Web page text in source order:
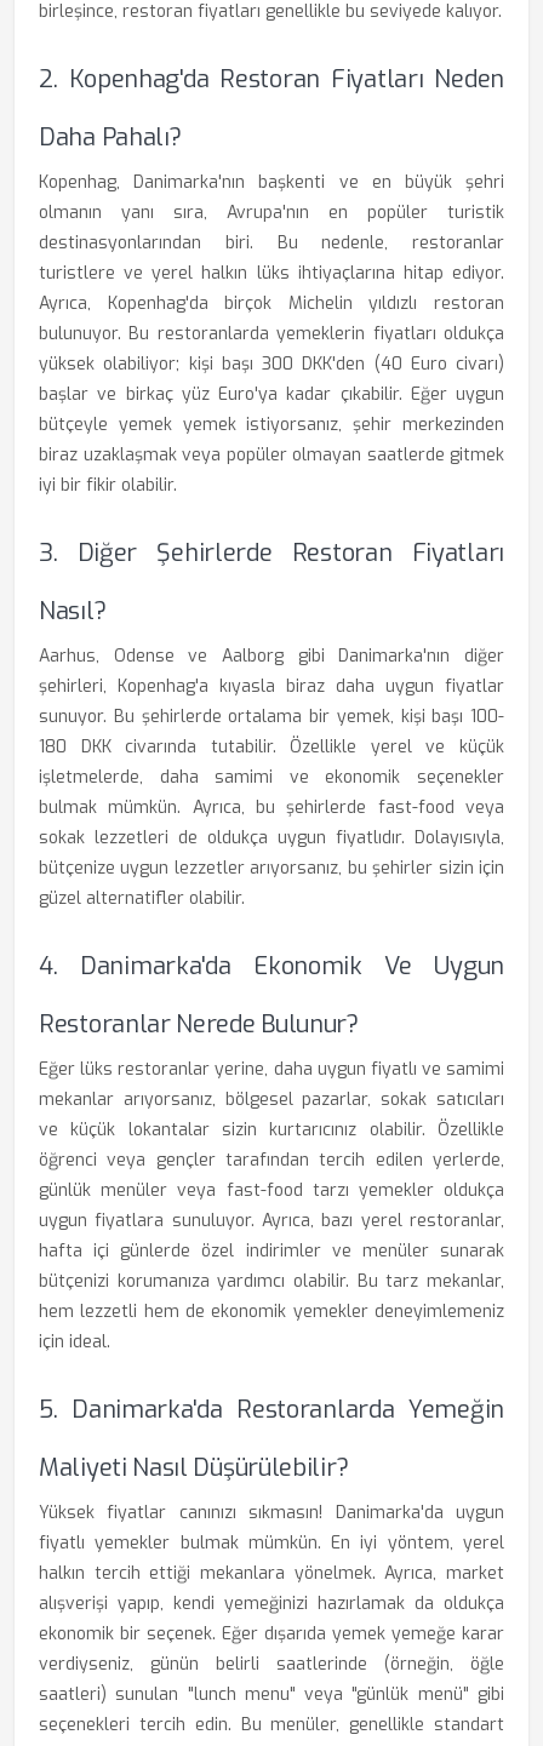
birleşince, restoran fiyatları genellikle bu seviyede kalıyor.
2. Kopenhag'da Restoran Fiyatları Neden
Daha Pahalı?
Kopenhag, Danimarka'nın başkenti ve en büyük şehri
olmanın yanı sıra, Avrupa'nın en popüler turistik
destinasyonlarından biri. Bu nedenle, restoranlar
turistlere ve yerel halkın lüks ihtiyaçlarına hitap ediyor.
Ayrıca, Kopenhag'da birçok Michelin yıldızlı restoran
bulunuyor. Bu restoranlarda yemeklerin fiyatları oldukça
yüksek olabiliyor; kişi başı 300 DKK'den (40 Euro civarı)
başlar ve birkaç yüz Euro'ya kadar çıkabilir. Eğer uygun
bütçeyle yemek yemek istiyorsanız, şehir merkezinden
biraz uzaklaşmak veya popüler olmayan saatlerde gitmek
iyi bir fikir olabilir.
3. Diğer Şehirlerde Restoran Fiyatları
Nasıl?
Aarhus, Odense ve Aalborg gibi Danimarka'nın diğer
şehirleri, Kopenhag'a kıyasla biraz daha uygun fiyatlar
sunuyor. Bu şehirlerde ortalama bir yemek, kişi başı 100-
180 DKK civarında tutabilir. Özellikle yerel ve küçük
işletmelerde, daha samimi ve ekonomik seçenekler
bulmak mümkün. Ayrıca, bu şehirlerde fast-food veya
sokak lezzetleri de oldukça uygun fiyatlıdır. Dolayısıyla,
bütçenize uygun lezzetler arıyorsanız, bu şehirler sizin için
güzel alternatifler olabilir.
4. Danimarka'da Ekonomik Ve Uygun
Restoranlar Nerede Bulunur?
Eğer lüks restoranlar yerine, daha uygun fiyatlı ve samimi
mekanlar arıyorsanız, bölgesel pazarlar, sokak satıcıları
ve küçük lokantalar sizin kurtarıcınız olabilir. Özellikle
öğrenci veya gençler tarafından tercih edilen yerlerde,
günlük menüler veya fast-food tarzı yemekler oldukça
uygun fiyatlara sunuluyor. Ayrıca, bazı yerel restoranlar,
hafta içi günlerde özel indirimler ve menüler sunarak
bütçenizi korumanıza yardımcı olabilir. Bu tarz mekanlar,
hem lezzetli hem de ekonomik yemekler deneyimlemeniz
için ideal.
5. Danimarka'da Restoranlarda Yemeğin
Maliyeti Nasıl Düşürülebilir?
Yüksek fiyatlar canınızı sıkmasın! Danimarka'da uygun
fiyatlı yemekler bulmak mümkün. En iyi yöntem, yerel
halkın tercih ettiği mekanlara yönelmek. Ayrıca, market
alışverişi yapıp, kendi yemeğinizi hazırlamak da oldukça
ekonomik bir seçenek. Eğer dışarıda yemek yemeğe karar
verdiyseniz, günün belirli saatlerinde (örneğin, öğle
saatleri) sunulan "lunch menu" veya "günlük menü" gibi
seçenekleri tercih edin. Bu menüler, genellikle standart